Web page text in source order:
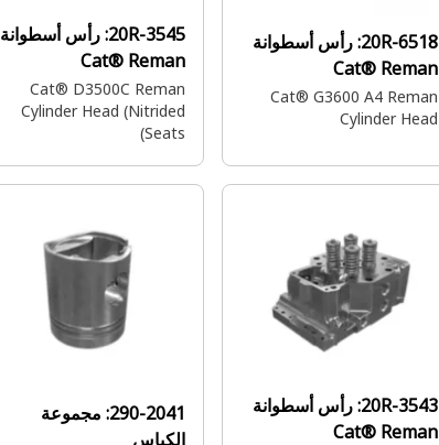
20R-6518:
رأس أسطوانة
Cat® Reman
Cat® G3600 A4 Reman
Cylinder Head
20R-3545:
رأس أسطوانة
Cat® Reman
Cat® D3500C Reman
Cylinder Head (Nitrided
Seats)
20R-3543:
رأس أسطوانة
Cat® Reman
290-2041: مجموعة
الكباس